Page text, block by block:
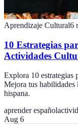
Aprendizaje Cultural6
10 Estrategias
Actividades
Explora 10 estrategias
Mejora tus habilidades
hispana.
aprender español
Aug 6